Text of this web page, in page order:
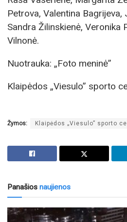
Petrova, Valentina Bagrijeva,
Sandra Žilinskienė, Veronika
Vilnonė.
Nuotrauka: „Foto meninė”
Klaipėdos „Viesulo” sporto
Žymos: Klaipėdos „Viesulo” sporto
Panašios naujienos